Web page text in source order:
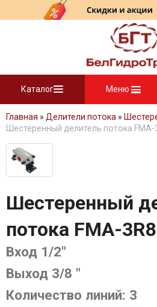
Каталог Меню
Главная » Делители потока »
Шестеренный делитель потока FMA-
Шестеренный
потока FMA-
Вход 1/2"
Выход 3/8 "
Количество линий: 3